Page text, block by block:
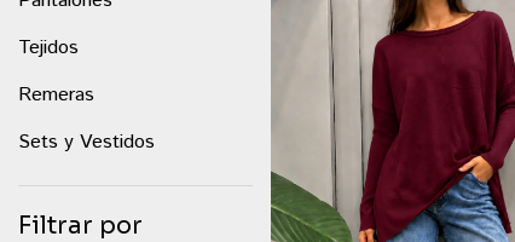
Tejidos
Remeras
Sets y Vestidos
Filtrar por